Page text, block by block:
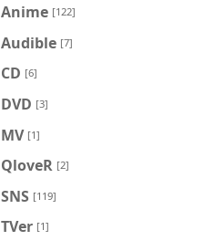
Anime [122]
Audible [7]
CD [6]
DVD [3]
MV [1]
QloveR [2]
SNS [119]
TVer [1]